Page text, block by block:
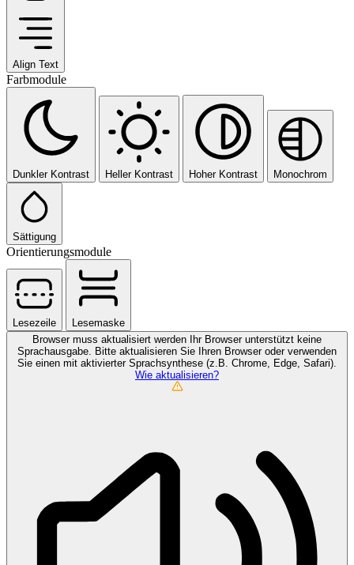
Align Text
Farbmodule
Dunkler Kontrast Heller Kontrast Hoher Kontrast Monochrom
Sättigung
Orientierungsmodule
Lesezeile
Lesemaske
Browser muss aktualisiert werden
Ihr Browser unterstützt keine
Sprachausgabe. Bitte aktualisieren Sie Ihren Browser oder verwenden
Sie einen mit aktivierter Sprachsynthese (z.B. Chrome, Edge, Safari).
Wie aktualisieren?